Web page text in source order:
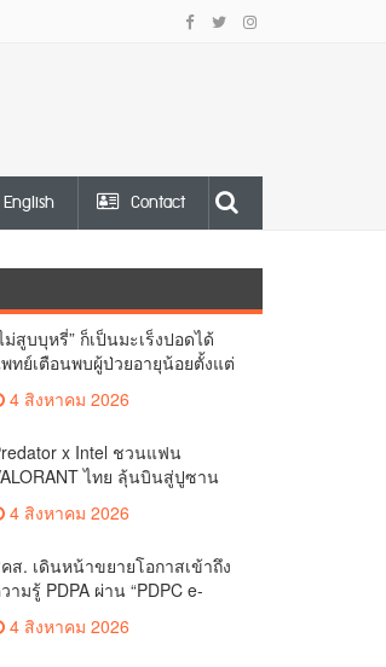
Contact
ม่สูบบุหรี่” ก็เป็นมะเร็งปอดได้
ทย์เตือนพบผู้ป่วยอายุน้อยตั้งแต่
35 ปีเพิ่มขึ้นคนไทยกว่า 70%
วเมื่อโรคลุกลาม
4 สิงหาคม 2026
x Intel ชวนแฟน
ไทย ลุ้นบินสู่ปูซาน
ยร์ศึก VCT Pacific Finals Busan
ะเทศเกาหลีใต้ Predator x Intel
ซาน แบบติดขอบสนาม พร้อม
กรรมสุดพิเศษตลอดทัวร์นาเมนต์
4 สิงหาคม 2026
ส. เดินหน้าขยายโอกาสเข้าถึง
ามรู้ PDPA ผ่าน “PDPC e-
เรียนฟรี ทุกที่ ทุกเวลา
อมประกาศนียบัตร ต่อยอด
4 สิงหาคม 2026